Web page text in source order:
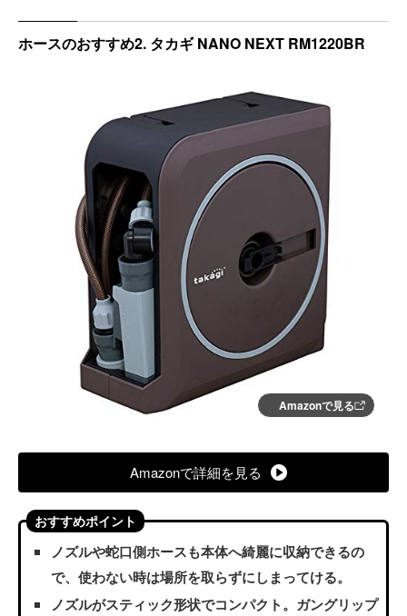
ホースのおすすめ2. タカギ NANO NEXT RM1220BR
Amazonで見る
Amazonで詳細を見る
おすすめポイント
ノズルや蛇口側ホースも本体へ綺麗に収納できるの
で、使わない時は場所を取らずにしまってける。
ノズルがスティック形状でコンパクト。ガングリップ